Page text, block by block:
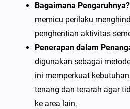
Bagaimana Pengaruhnya?
memicu perilaku
penghentian aktivitas
Penerapan dalam
digunakan sebagai
ini memperkuat
tenang dan terarah agar
ke area lain.